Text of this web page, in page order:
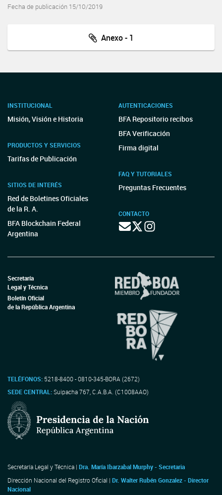
Fecha de publicación 15/10/2019
Anexo - 1
INSTITUCIONAL
Misión, Visión e Historia
PRODUCTOS Y SERVICIOS
Tarifas de Publicación
SITIOS DE INTERÉS
Red de Boletines Oficiales
de la R. A.
BFA Blockchain Federal
Argentina
AUTENTICACIONES
BFA Repositorio recibos
BFA Verificación
Firma digital
FAQ Y TUTORIALES
Preguntas Frecuentes
CONTACTO
Secretaría
Legal y Técnica
Boletín Oficial
de la República Argentina
TELÉFONOS: 5218-8400 - 0810-345-BORA (2672)
SEDE CENTRAL:Suipacha 767, C.A.B.A. (C1008AAO)
Secretaría Legal y Técnica | Dra. María Ibarzabal Murphy - Secretaria
Dirección Nacional del Registro Oficial | Dr. Walter Rubén Gonzalez - Director
Nacional